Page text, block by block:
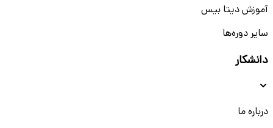
آموزش دیتا بیس
سایر دوره‌ها
دانشکار
درباره ما